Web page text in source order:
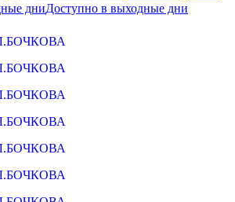
Доступно в выходные дни